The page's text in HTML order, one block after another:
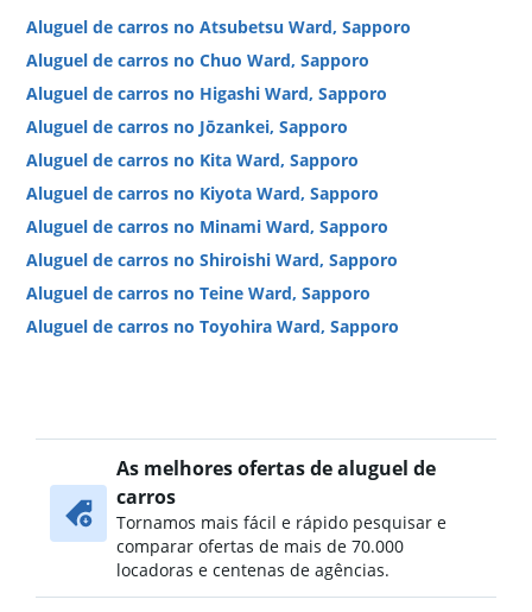
Aluguel de carros no Atsubetsu Ward, Sapporo
Aluguel de carros no Chuo Ward, Sapporo
Aluguel de carros no Higashi Ward, Sapporo
Aluguel de carros no Jōzankei, Sapporo
Aluguel de carros no Kita Ward, Sapporo
Aluguel de carros no Kiyota Ward, Sapporo
Aluguel de carros no Minami Ward, Sapporo
Aluguel de carros no Shiroishi Ward, Sapporo
Aluguel de carros no Teine Ward, Sapporo
Aluguel de carros no Toyohira Ward, Sapporo
As melhores ofertas de aluguel de
carros
Tornamos mais fácil e rápido pesquisar e
comparar ofertas de mais de 70.000
locadoras e centenas de agências.